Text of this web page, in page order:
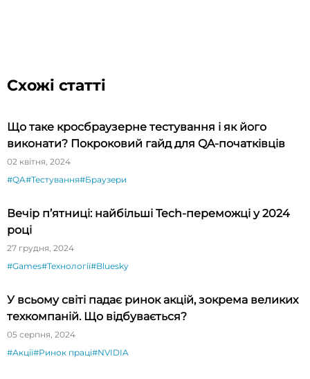
Схожі статті
Що таке кросбраузерне тестування і як його
виконати? Покроковий гайд для QA-початківців
02 квітня, 2024
#QA#Тестування#Браузери
Вечір п’ятниці: найбільші Tech-переможці у 2024
році
27 грудня, 2024
#Games#Технології#Bluesky
У всьому світі падає ринок акцій, зокрема великих
техкомпаній. Що відбувається?
05 серпня, 2024
#Акції#Ринок праці#NVIDIA